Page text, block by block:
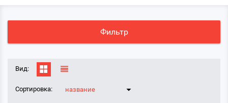
Фильтр
Вид:
Сортировка: название